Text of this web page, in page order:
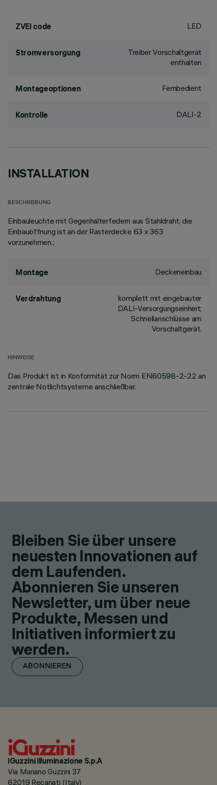
ZVEI code LED
Stromversorgung
Treiber Vorschaltgerät
enthalten
Montageoptionen Fernbedient
Kontrolle DALI-2
INSTALLATION
BESCHREIBUNG
Einbauleuchte mit Gegenhalterfedern aus Stahldraht; die
Einbauöffnung ist an der Rasterdecke 63 x 363
vorzunehmen.;
Montage Deckeneinbau
Verdrahtung
komplett mit eingebauter
DALI-Versorgungseinheit;
Schnellanschlüsse am
Vorschaltgerät.
HINWEISE
Das Produkt ist in Konformität zur Norm EN60598-2-22 an
zentrale Notlichtsysteme anschließbar.
Bleiben Sie über unsere
neuesten Innovationen auf
dem Laufenden.
Abonnieren Sie unseren
Newsletter, um über neue
Produkte, Messen und
Initiativen informiert zu
werden.
ABONNIEREN
iGuzzini illuminazione S.p.A
Via Mariano Guzzini 37
62019 Recanati (Italy)